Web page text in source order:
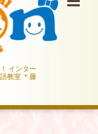
インター
教室 ＊藤